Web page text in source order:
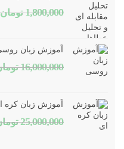
1,800,000 تومان
آموزش زبان
16,000,000
آموزش زبان کره
25,000,000